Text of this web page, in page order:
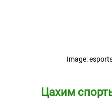
Image:
Цахим